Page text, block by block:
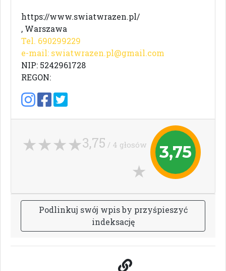
https://www.swiatwrazen.pl/
, Warszawa
Tel. 690299229
e-mail: swiatwrazen.pl@gmail.com
NIP: 5242961728
REGON:
3,75
3,75 / 4 głosów
Podlinkuj swój wpisby przyśpieszyć
indeksację